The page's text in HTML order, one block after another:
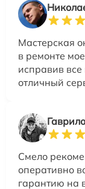
Мастерская
в ремонте
исправив
отличный
Смело
оперативно
гарантию на